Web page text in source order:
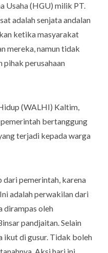
Usaha (HGU) milik PT.
adalah senjata andalan
ketika masyarakat
mereka, namun tidak
pihak perusahaan
(WALHI) Kaltim,
bertanggung
terjadi kepada warga
dari pemerintah, karena
adalah perwakilan dari
dirampas oleh
pandjaitan. Selain
ikut di gusur. Tidak boleh